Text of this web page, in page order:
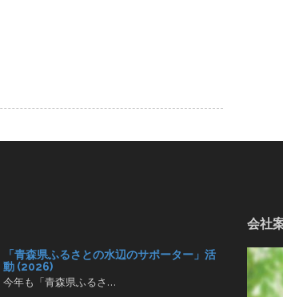
「青森県ふるさとの水辺のサポーター」活
動 (2026)
今年も「青森県ふるさ…
会社